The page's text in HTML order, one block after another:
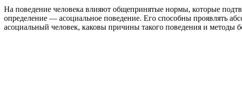
На поведение человека влияют общепринятые нормы, которые
определение — асоциальное поведение. Его способны проявлять
асоциальный человек, каковы причины такого поведения и методы